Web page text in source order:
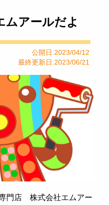
ムアールだよ
公開日:2023/04/12
最終更新日:2023/06/21
門店 株式会社エムアー